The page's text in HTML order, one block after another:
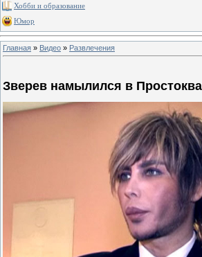
Хобби и образование
Юмор
Главная » Видео » Развлечения
Зверев намылился в